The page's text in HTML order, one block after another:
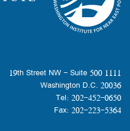
Homepage
1111 19th Street NW - Suite 500
Washington D.C. 20036
Tel: 202-452-0650
Fax: 202-223-5364